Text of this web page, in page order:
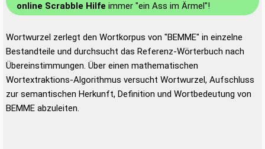
online Scrabble Hilfe immer "ein Ass im Ärmel"!
Wortwurzel zerlegt den Wortkorpus von "BEMME" in einzelne
Bestandteile und durchsucht das Referenz-Wörterbuch nach
Übereinstimmungen. Über einen mathematischen
Wortextraktions-Algorithmus versucht Wortwurzel, Aufschluss
zur semantischen Herkunft, Definition und Wortbedeutung von
BEMME abzuleiten.